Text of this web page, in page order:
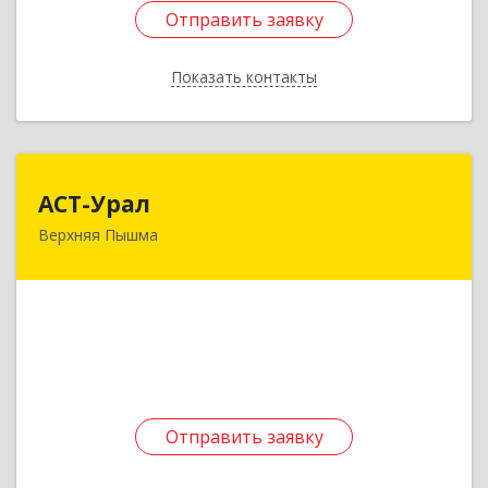
Отправить заявку
Показать контакты
Отправить заявку
Назад
АСТ-Урал
Верхняя Пышма
Отправить заявку
624090, Свердловская обл, Верхняя Пышма г,
Отправить заявку